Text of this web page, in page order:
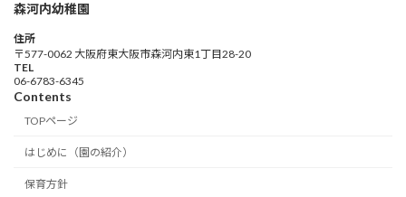
森河内幼稚園
住所
〒577-0062 大阪府東大阪市森河内東1丁目28-20
TEL
06-6783-6345
Contents
TOPページ
はじめに（園の紹介）
保育方針